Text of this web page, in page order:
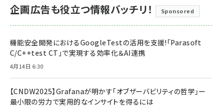
企画広告も役立つ情報バッチリ！ Sponsored
機能安全開発におけるGoogleTestの活用を支援!「Parasoft
C/C++test CT」で実現する効率化＆AI連携
4月14日 6:30
【CNDW2025】Grafanaが明かす「オブザーバビリティの哲学」ー
最小限の労力で実用的なインサイトを得るには